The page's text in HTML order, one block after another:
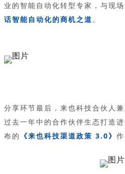
业的智能自动化转型专家，与现
话智能自动化的商机之道。
分享环节最后，来也科技合伙人
过去一年中的合作伙伴生态打造
布的 《来也科技渠道政策 3.0》